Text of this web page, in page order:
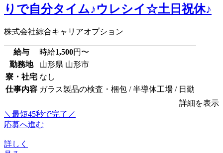
りで自分タイム♪ウレシイ☆土日祝休♪
株式会社綜合キャリアオプション
給与 時給1,500円〜
勤務地
山形県 山形市
寮・社宅 なし
仕事内容 ガラス製品の検査・梱包 / 半導体工場 / 日勤
詳細を表示
＼最短45秒で完了／
応募へ進む
詳しく